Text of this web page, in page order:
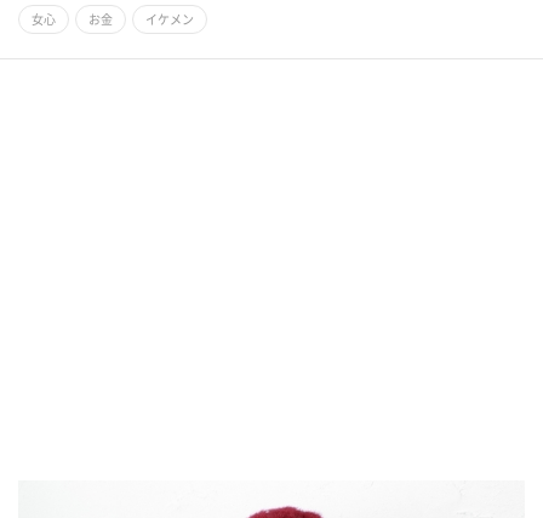
女心 お金 イケメン